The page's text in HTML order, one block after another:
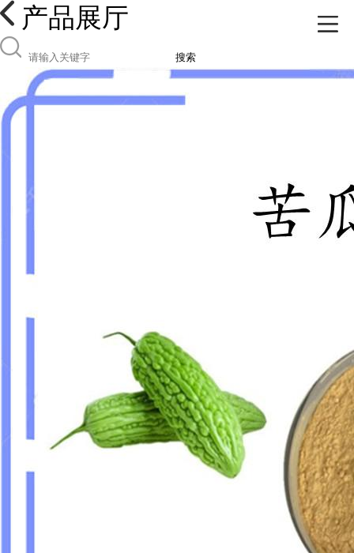
产品展厅
搜索